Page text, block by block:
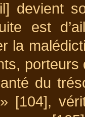
devient
est
la
porteurs
du
[104],